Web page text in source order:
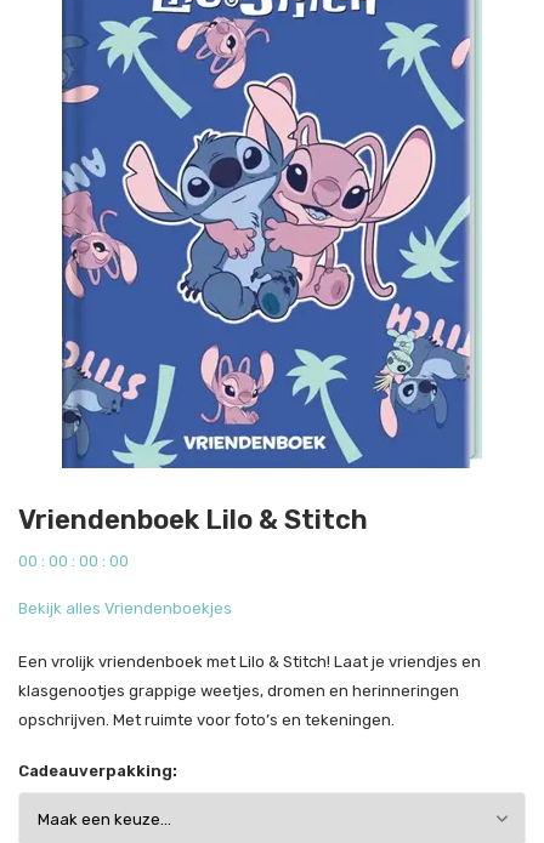
Vriendenboek Lilo & Stitch
00 : 00 : 00 : 00
Bekijk alles Vriendenboekjes
Een vrolijk vriendenboek met Lilo & Stitch! Laat je vriendjes en
klasgenootjes grappige weetjes, dromen en herinneringen
opschrijven. Met ruimte voor foto’s en tekeningen.
Cadeauverpakking: